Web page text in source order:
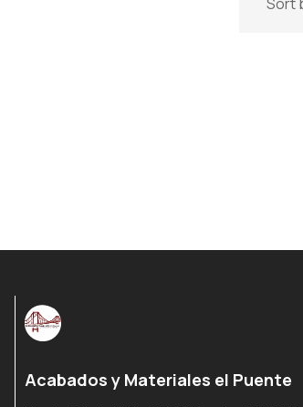
Acabados y Materiales el Puente